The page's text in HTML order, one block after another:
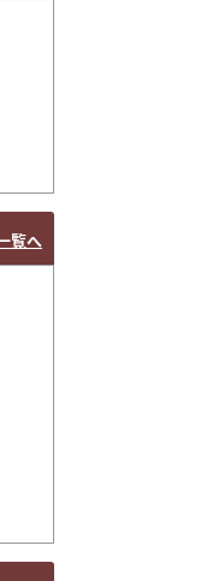
覧へ